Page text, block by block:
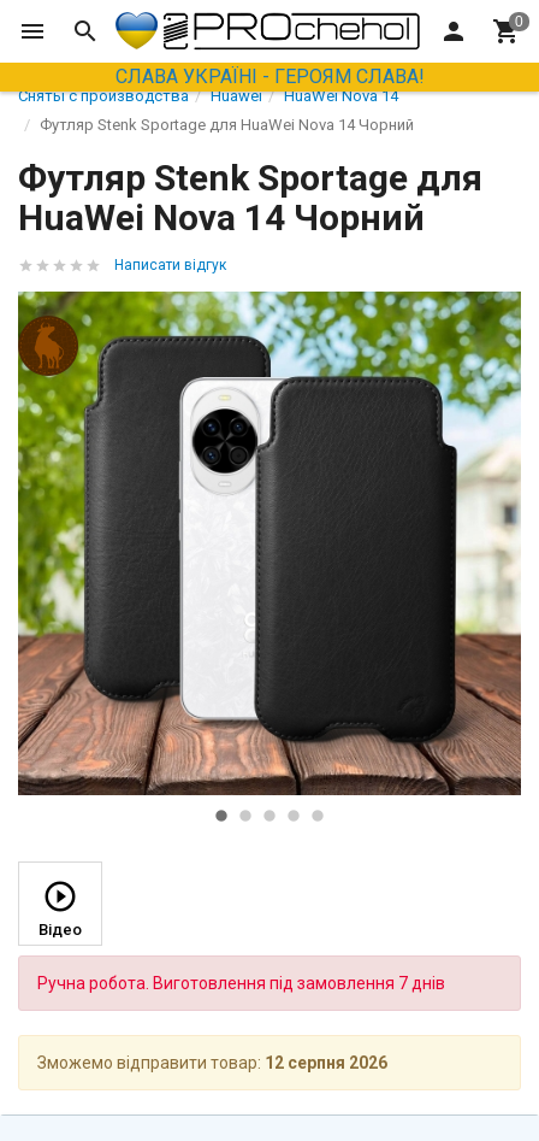
СЛАВА УКРАЇНІ - ГЕРОЯМ СЛАВА!
Сняты с производства Huawei
HuaWei Nova 14
Футляр Stenk Sportage для HuaWei Nova 14 Чорний
Футляр Stenk Sportage для
HuaWei Nova 14 Чорний
Написати відгук
Відео
Ручна робота. Виготовлення під замовлення 7 днів
Зможемо відправити товар: 12 серпня 2026